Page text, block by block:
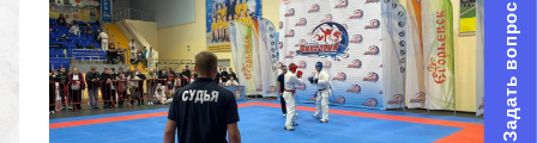
Задать вопрос